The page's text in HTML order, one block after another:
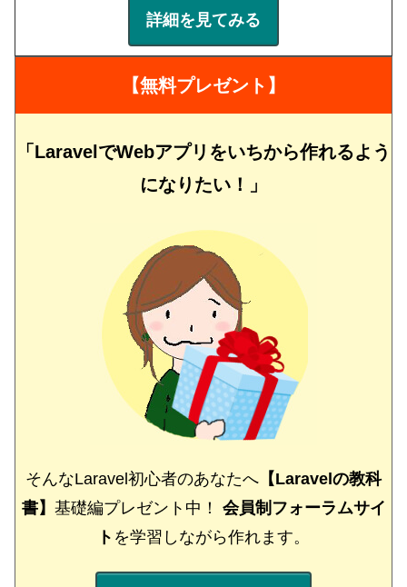
詳細を見てみる
【無料プレゼント】
「LaravelでWebアプリをいちから作れるよう
になりたい！」
そんなLaravel初心者のあなたへ 【Laravelの教科
書】 基礎編プレゼント中！ 会員制フォーラムサイ
ト を学習しながら作れます。